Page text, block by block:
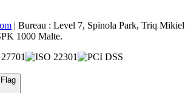
| Bureau : Level 7, Spinola Park, Triq Mikiel
1000 Malte.